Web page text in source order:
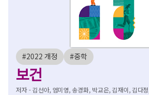
#2022 개정 #중학
보건
저자 - 김선아, 엄미영, 송경화, 박교은, 김재이, 김다